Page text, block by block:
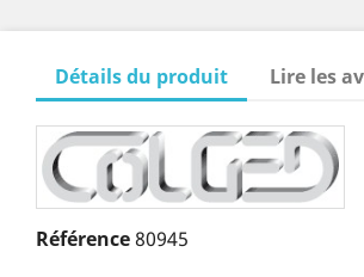
Détails du produit Lire les
Référence 80945